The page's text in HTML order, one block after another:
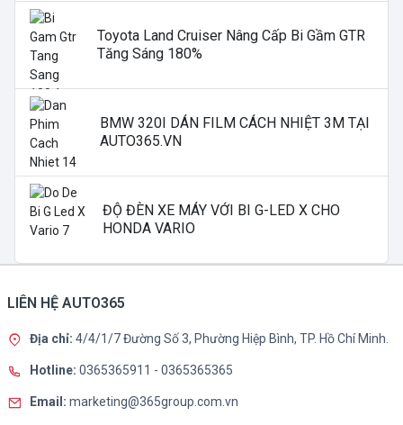
Toyota Land Cruiser Nâng Cấp Bi Gầm GTR
Tăng Sáng 180%
BMW 320I DÁN FILM CÁCH NHIỆT 3M TẠI
AUTO365.VN
ĐỘ ĐÈN XE MÁY VỚI BI G-LED X CHO
HONDA VARIO
LIÊN HỆ AUTO365
Địa chỉ: 4/4/1/7 Đường Số 3, Phường Hiệp Bình, TP. Hồ Chí Minh.
Hotline: 0365365911 - 0365365365
Email: marketing@365group.com.vn